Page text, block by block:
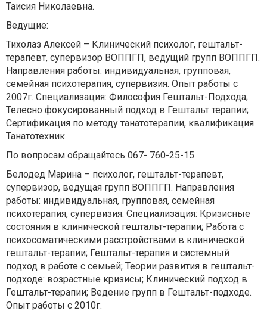
Таисия Николаевна.
Ведущие:
Тихолаз Алексей – Клинический психолог, гештальт-
терапевт, супервизор ВОППГП, ведущий групп ВОППГП.
Направления работы: индивидуальная, групповая,
семейная психотерапия, супервизия. Опыт работы с
2007г. Специализация: Философия Гештальт-Подхода;
Телесно фокусированный подход в Гештальт терапии;
Сертификация по методу танатотерапии, квалификация
Танатотехник.
По вопросам обращайтесь 067- 760-25-15
Белодед Марина – психолог, гештальт-терапевт,
супервизор, ведущая групп ВОППГП. Направления
работы: индивидуальная, групповая, семейная
психотерапия, супервизия. Специализация: Кризисные
состояния в клинической гештальт-терапии; Работа с
психосоматическими расстройствами в клинической
гештальт-терапии; Гештальт-терапия и системный
подход в работе с семьей; Теории развития в гештальт-
подходе: возрастные кризисы; Клинический подход в
Гештальт-терапии; Ведение групп в Гештальт-подходе.
Опыт работы с 2010г.